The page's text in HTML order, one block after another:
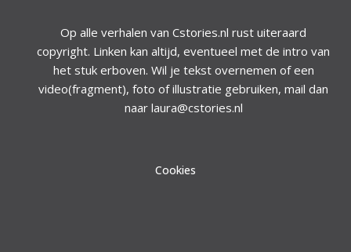
Op alle verhalen van Cstories.nl rust uiteraard
copyright. Linken kan altijd, eventueel met de intro van
het stuk erboven. Wil je tekst overnemen of een
video(fragment), foto of illustratie gebruiken, mail dan
naar laura@cstories.nl
Cookies